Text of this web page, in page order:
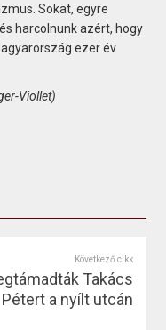
Sokat, egyre
harcolnunk azért, hogy
ezer év
Viollet)
Következő cikk
Takács
Pétert a nyílt utcán